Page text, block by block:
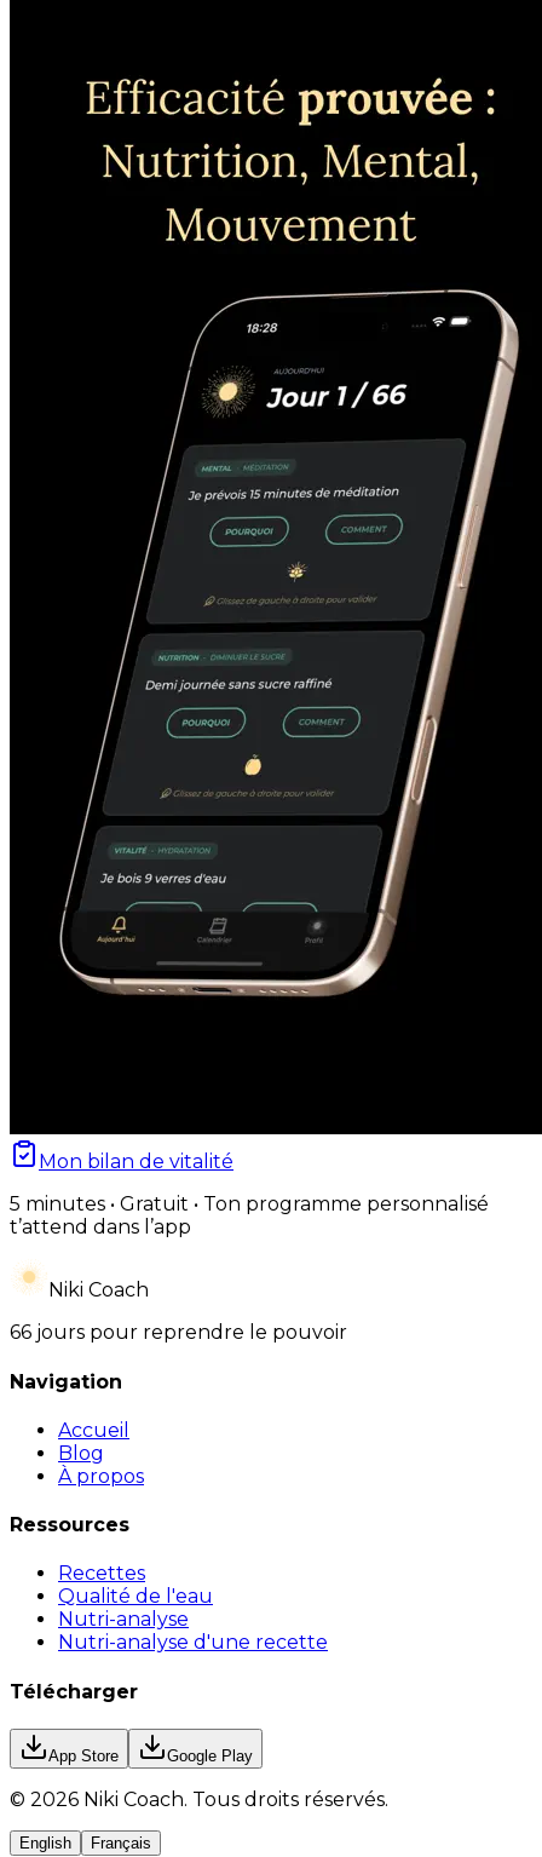
Mon bilan de vitalité
5 minutes • Gratuit • Ton programme personnalisé
t’attend dans l’app
Niki Coach
66 jours pour reprendre le pouvoir
Navigation
Accueil
Blog
À propos
Ressources
Recettes
Qualité de l'eau
Nutri-analyse
Nutri-analyse d'une recette
Télécharger
App Store Google Play
© 2026 Niki Coach. Tous droits réservés.
English Français